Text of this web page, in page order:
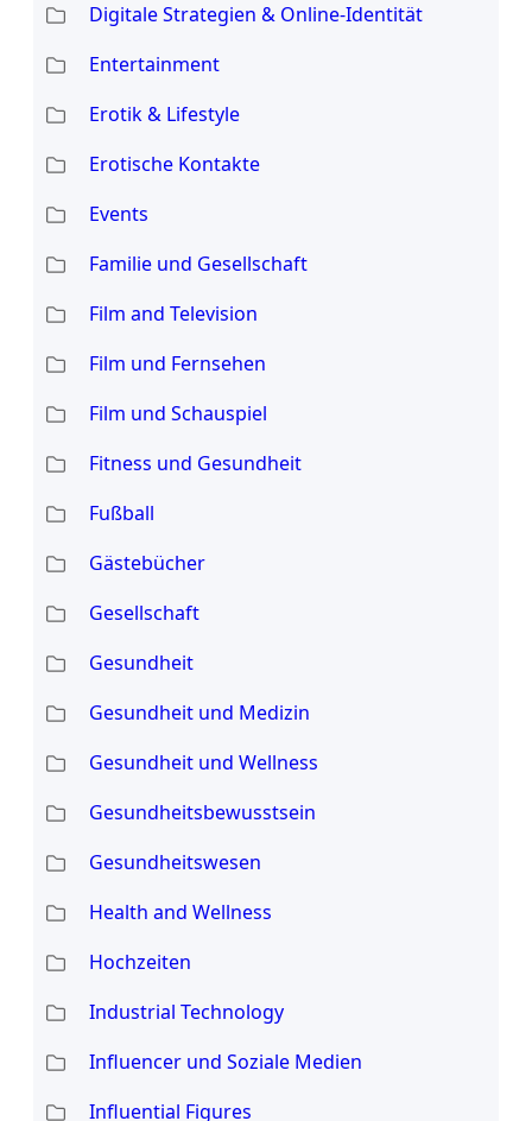
Digitale Strategien & Online-Identität
Entertainment
Erotik & Lifestyle
Erotische Kontakte
Events
Familie und Gesellschaft
Film and Television
Film und Fernsehen
Film und Schauspiel
Fitness und Gesundheit
Fußball
Gästebücher
Gesellschaft
Gesundheit
Gesundheit und Medizin
Gesundheit und Wellness
Gesundheitsbewusstsein
Gesundheitswesen
Health and Wellness
Hochzeiten
Industrial Technology
Influencer und Soziale Medien
Influential Figures